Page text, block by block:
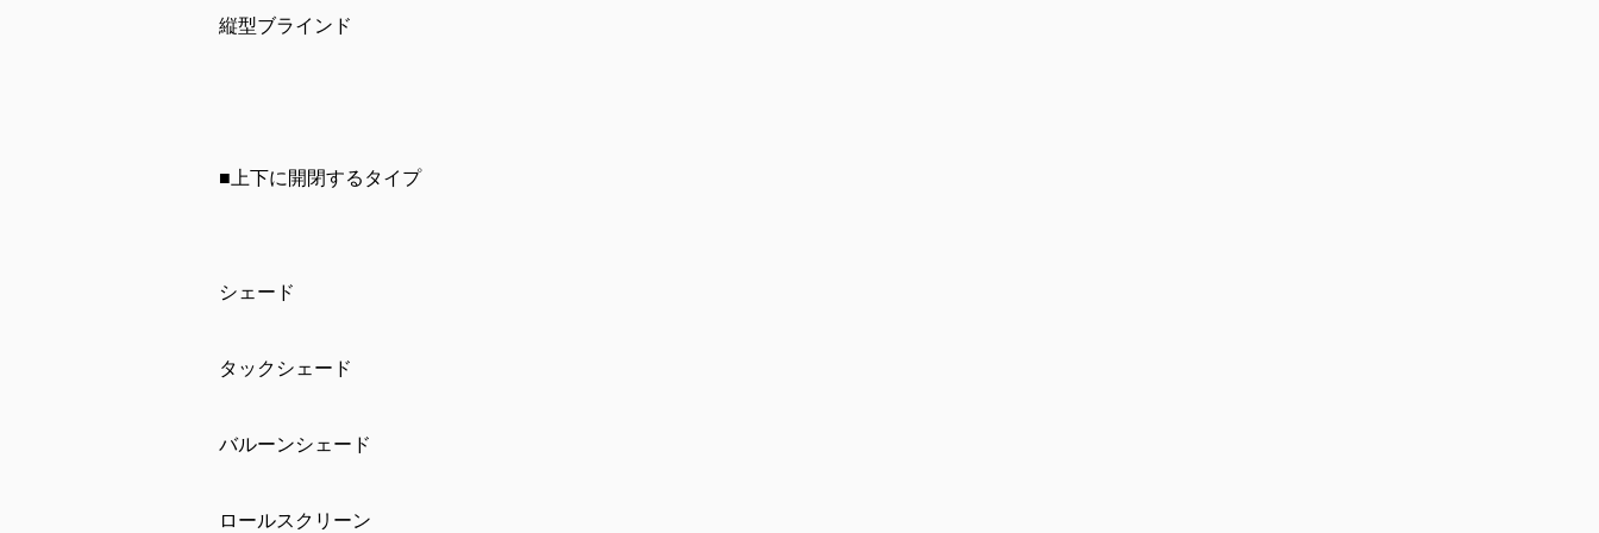
縦型ブラインド
■上下に開閉するタイプ
シェード
タックシェード
バルーンシェード
ロールスクリーン